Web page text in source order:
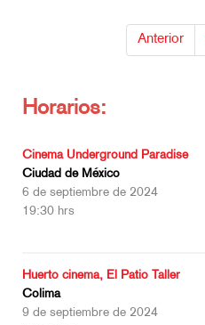
Anterior
Horarios:
Cinema Underground Paradise
Ciudad de México
6 de septiembre de 2024
19:30 hrs
Huerto cinema, El Patio Taller
Colima
9 de septiembre de 2024